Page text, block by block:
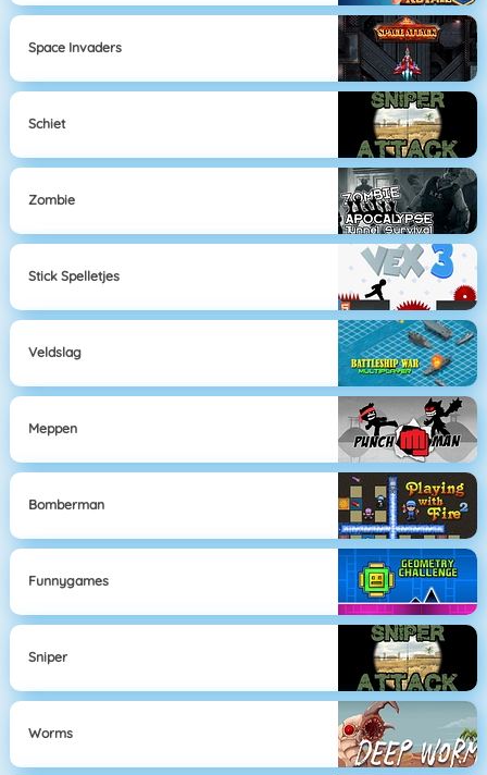
Space Invaders
Schiet
Zombie
Stick Spelletjes
Veldslag
Meppen
Bomberman
Funnygames
Sniper
Worms